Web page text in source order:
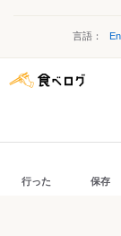
言語：
行った 保存